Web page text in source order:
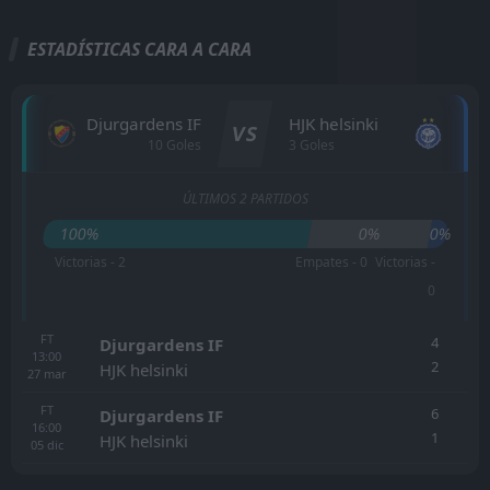
ESTADÍSTICAS CARA A CARA
Djurgardens IF
10 Goles VS HJK helsinki
3 Goles
ÚLTIMOS 2 PARTIDOS
100% 0% 0%
Victorias - 2 Empates - 0 Victorias -
0
FT
13:00
27 mar
Djurgardens IF
HJK helsinki
4
2
FT
16:00
05 dic
Djurgardens IF
HJK helsinki
6
1